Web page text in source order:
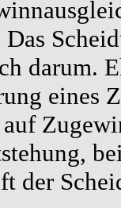
Das
darum.
eines
der